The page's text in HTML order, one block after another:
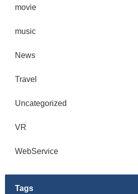
movie
music
News
Travel
Uncategorized
VR
WebService
Tags